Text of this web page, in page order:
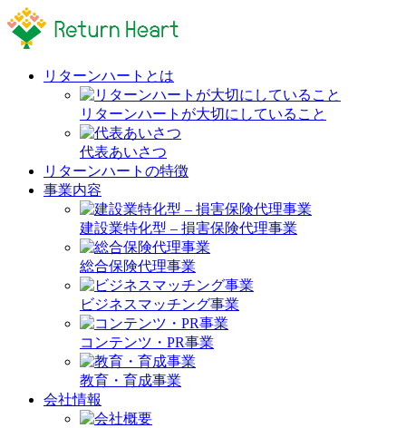
リターンハートとは
リターンハートが大切にしていること
代表あいさつ
リターンハートの特徴
事業内容
建設業特化型 – 損害保険代理事業
総合保険代理事業
ビジネスマッチング事業
コンテンツ・PR事業
教育・育成事業
会社情報